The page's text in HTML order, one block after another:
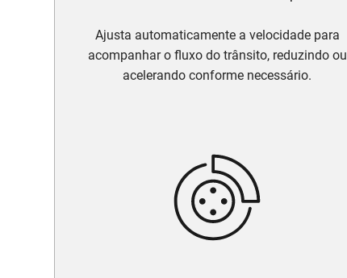
Ajusta automaticamente a velocidade para
acompanhar o fluxo do trânsito, reduzindo ou
acelerando conforme necessário.​​